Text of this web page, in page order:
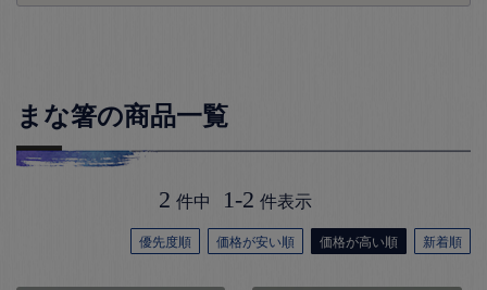
まな箸の商品一覧
優先度順 価格が安い順 価格が高い順 新着順
2 件中 1-2 件表示